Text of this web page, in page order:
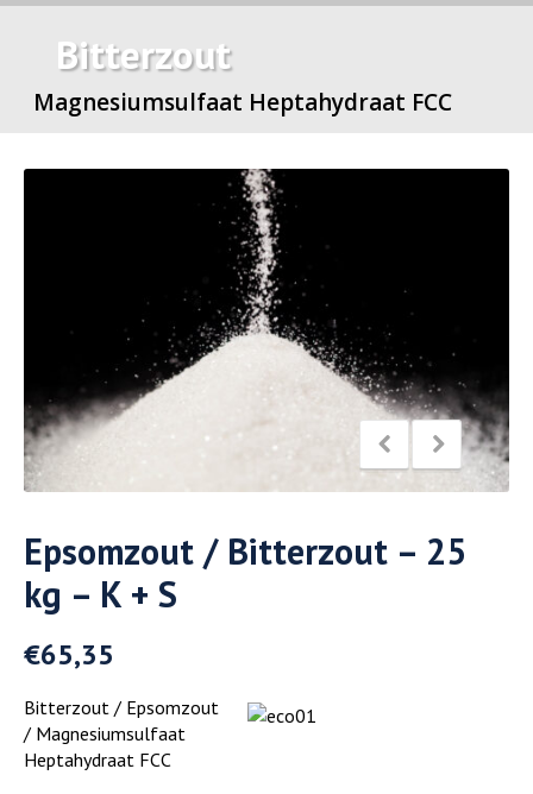
Bitterzout
Magnesiumsulfaat Heptahydraat FCC
Epsomzout / Bitterzout – 25
kg – K + S
€65,35
Bitterzout / Epsomzout
/ Magnesiumsulfaat
Heptahydraat FCC